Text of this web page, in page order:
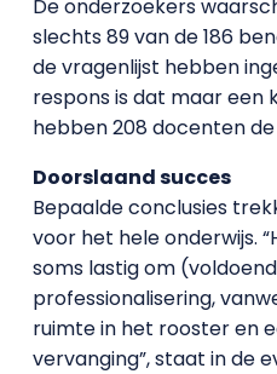
De onderzoekers
slechts 89 van de 186
de vragenlijst hebben
respons is dat maar een
hebben 208 docenten
Doorslaand succes
Bepaalde conclusies
voor het hele onderwijs.
soms lastig om
professionalisering,
ruimte in het rooster en
vervanging”, staat in de